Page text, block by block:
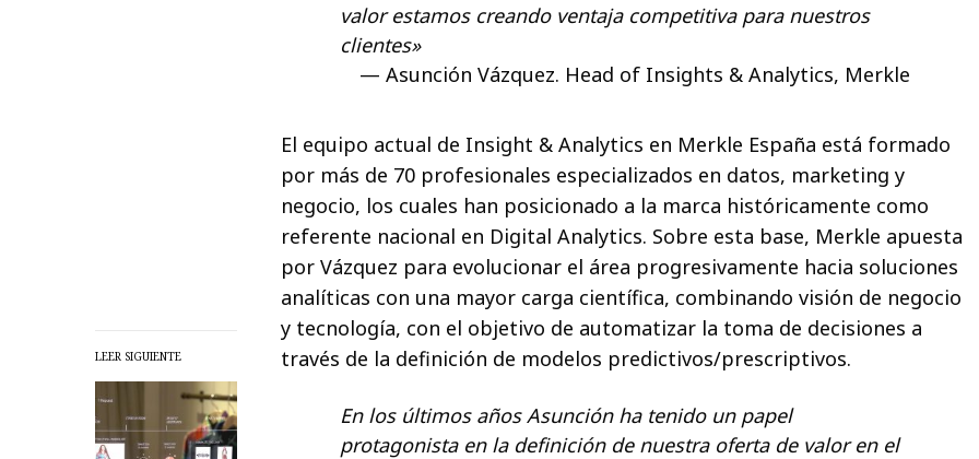
LEER SIGUIENTE
valor estamos creando ventaja competitiva para nuestros
clientes»
Asunción Vázquez. Head of Insights & Analytics, Merkle
El equipo actual de Insight & Analytics en Merkle España está formado
por más de 70 profesionales especializados en datos, marketing y
negocio, los cuales han posicionado a la marca históricamente como
referente nacional en Digital Analytics. Sobre esta base, Merkle apuesta
por Vázquez para evolucionar el área progresivamente hacia soluciones
analíticas con una mayor carga científica, combinando visión de negocio
y tecnología, con el objetivo de automatizar la toma de decisiones a
través de la definición de modelos predictivos/prescriptivos.
En los últimos años Asunción ha tenido un papel
protagonista en la definición de nuestra oferta de valor en el